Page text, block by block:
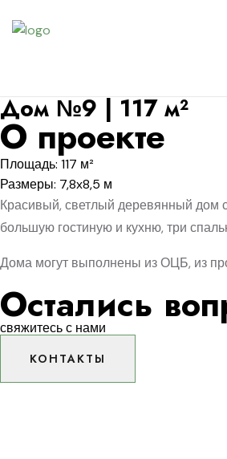
Дом №9 | 117 м²
О проекте
Площадь: 117 м²
Размеры: 7,8x8,5 м
Красивый, светлый деревянный дом
большую гостиную и кухню, три
Дома могут выполнены из ОЦБ, из
Остались
свяжитесь с нами
КОНТАКТЫ
КОНТАКТЫ